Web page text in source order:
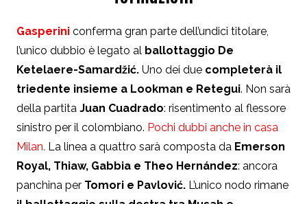
Gasperini conferma gran parte dell’undici titolare,
l’unico dubbio è legato al ballottaggio De
Ketelaere-Samardžić. Uno dei due completerà il
triedente insieme a Lookman e Retegui. Non sarà
della partita Juan Cuadrado: risentimento al flessore
sinistro per il colombiano. Pochi dubbi anche in casa
Milan. La linea a quattro sarà composta da Emerson
Royal, Thiaw, Gabbia e Theo Hernández: ancora
panchina per Tomori e Pavlović. L’unico nodo rimane